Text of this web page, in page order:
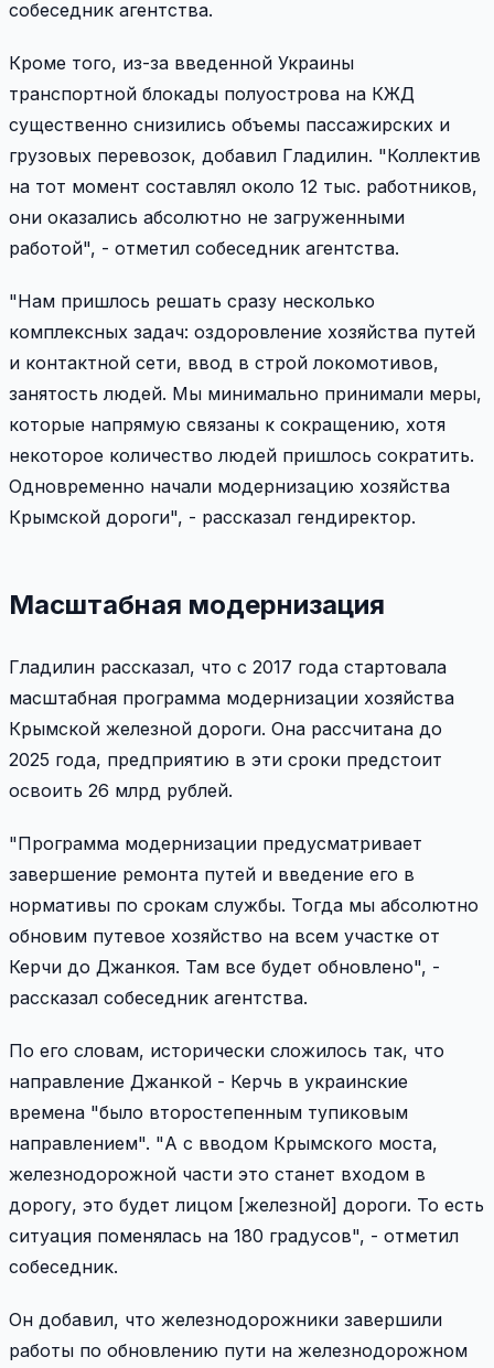
собеседник агентства.
Кроме того, из-за введенной Украины
транспортной блокады полуострова на КЖД
существенно снизились объемы пассажирских и
грузовых перевозок, добавил Гладилин. "Коллектив
на тот момент составлял около 12 тыс. работников,
они оказались абсолютно не загруженными
работой", - отметил собеседник агентства.
"Нам пришлось решать сразу несколько
комплексных задач: оздоровление хозяйства путей
и контактной сети, ввод в строй локомотивов,
занятость людей. Мы минимально принимали меры,
которые напрямую связаны к сокращению, хотя
некоторое количество людей пришлось сократить.
Одновременно начали модернизацию хозяйства
Крымской дороги", - рассказал гендиректор.
Масштабная модернизация
Гладилин рассказал, что с 2017 года стартовала
масштабная программа модернизации хозяйства
Крымской железной дороги. Она рассчитана до
2025 года, предприятию в эти сроки предстоит
освоить 26 млрд рублей.
"Программа модернизации предусматривает
завершение ремонта путей и введение его в
нормативы по срокам службы. Тогда мы абсолютно
обновим путевое хозяйство на всем участке от
Керчи до Джанкоя. Там все будет обновлено", -
рассказал собеседник агентства.
По его словам, исторически сложилось так, что
направление Джанкой - Керчь в украинские
времена "было второстепенным тупиковым
направлением". "А с вводом Крымского моста,
железнодорожной части это станет входом в
дорогу, это будет лицом [железной] дороги. То есть
ситуация поменялась на 180 градусов", - отметил
собеседник.
Он добавил, что железнодорожники завершили
работы по обновлению пути на железнодорожном